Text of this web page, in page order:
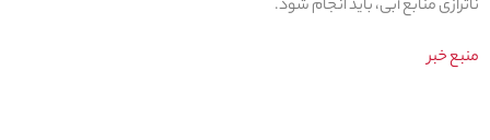
ناترازی منابع آبی، باید انجام شود.
منبع خبر